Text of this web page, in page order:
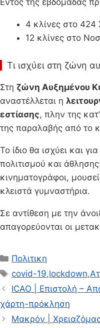
4 κλίνες στο 424
12 κλίνες στο
Τι ισχύει στη ζώνη
Στη ζώνη Αυξημένου
αναστέλλεται η
εστίασης, πλην της
της παραλαβής από το
Το ίδιο θα ισχύει και
πολιτισμού και
κινηματογράφοι,
κλειστά γυμναστήρια.
Σε αντίθεση με την
απαγορεύονται οι
Κατηγορίες
Πολιτικη
Ετικέτες
covid-19,lockdown,
ICAO | Επιστολή –
χάρτη-πρόκληση
Μακρόν |